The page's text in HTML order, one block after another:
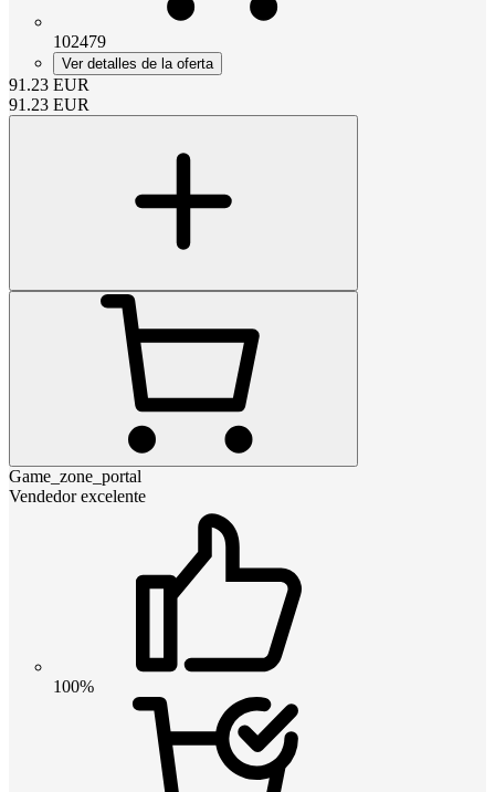
102479
Ver detalles de la oferta
91.23 EUR
91.23 EUR
Game_zone_portal
Vendedor excelente
100%